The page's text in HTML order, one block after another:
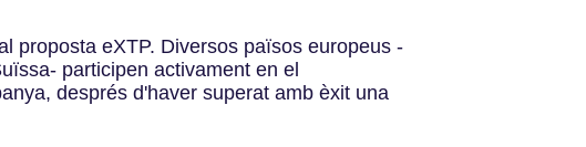
proposta eXTP. Diversos països europeus -
participen activament en el
després d'haver superat amb èxit una